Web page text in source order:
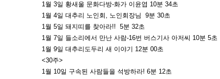
1월 3일 황새울 문화다방-화가 이윤엽 10분 34초
1월 4일 대추리 노인회, 노인회장님 9분 30초
1월 5일 돼지띠를 찾아라!! 5분 32초
1월 7일 들소리에서 만난 사람-16번 버스기사 아저씨 10분 5초
1월 9일 대추리도두리 새 이야기 12분 00초
<30주>
1월 10일 구속된 사람들을 석방하라! 6분 12초